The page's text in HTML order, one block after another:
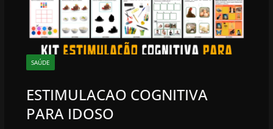
SAÚDE
ESTIMULACAO COGNITIVA
PARA IDOSO